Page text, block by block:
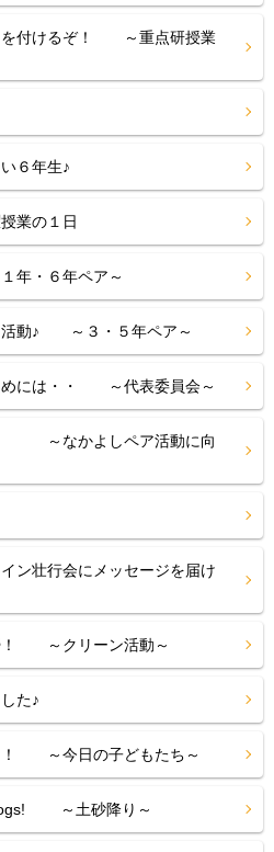
を付けるぞ！ ～重点研授業
６年生♪
業の１日
・６年ペア～
活動♪ ～３・５年ペア～
めには・・ ～代表委員会～
～なかよしペア活動に向
ン壮行会にメッセージを届け
！ ～クリーン活動～
た♪
！ ～今日の子どもたち～
～土砂降り～